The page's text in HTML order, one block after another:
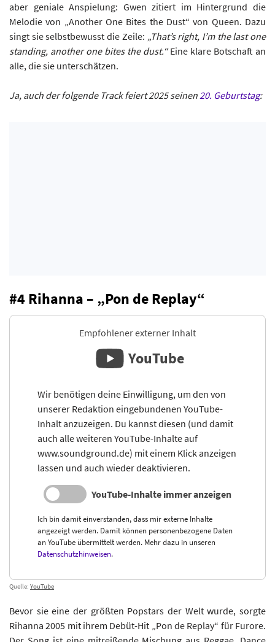
aber geniale Anspielung: Gwen zitiert im Hintergrund die
Melodie von „Another One Bites the Dust“ von Queen. Dazu
singt sie selbstbewusst die Zeile: „That’s right, I’m the last one
standing, another one bites the dust.“Eine klare Botschaft an
alle, die sie unterschätzen.
Ja, auch der folgende Track feiert 2025 seinen20. Geburtstag:
#4 Rihanna – „Pon de Replay“
Empfohlener externer Inhalt
YouTube
Wir benötigen deine Einwilligung, um den von
unserer Redaktion eingebundenen YouTube-
Inhalt anzuzeigen. Du kannst diesen (und damit
auch alle weiteren YouTube-Inhalte auf
www.soundground.de) mit einem Klick anzeigen
lassen und auch wieder deaktivieren.
YouTube-Inhalte immer anzeigen
Ich bin damit einverstanden, dass mir externe Inhalte
angezeigt werden. Damit können personenbezogene Daten
an YouTube übermittelt werden. Mehr dazu in unseren
Datenschutzhinweisen.
Quelle: YouTube
Bevor sie eine der größten Popstars der Welt wurde, sorgte
Rihanna 2005 mit ihrem Debüt-Hit „Pon de Replay“ für Furore.